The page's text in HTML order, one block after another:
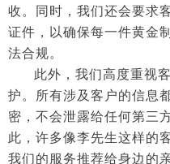
收。同时，我们还会要求
证件，以确保每一件黄金
法合规。
此外，我们高度重视
护。所有涉及客户的信息
密，不会泄露给任何第三
此，许多像李先生这样的
我们的服务推荐给身边的